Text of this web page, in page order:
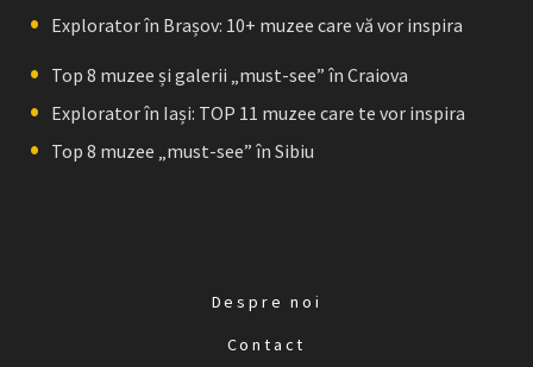
Explorator în Brașov: 10+ muzee care vă vor inspira
Top 8 muzee și galerii „must-see” în Craiova
Explorator în Iași: TOP 11 muzee care te vor inspira
Top 8 muzee „must-see” în Sibiu
Despre noi
Contact